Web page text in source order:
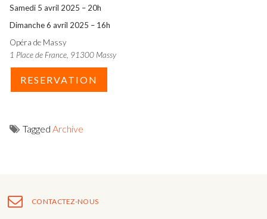
Samedi 5 avril 2025 – 20h
Dimanche 6 avril 2025 – 16h
Opéra de Massy
1 Place de France, 91300 Massy
RESERVATION
Tagged Archive
l’article
CONTACTEZ-NOUS